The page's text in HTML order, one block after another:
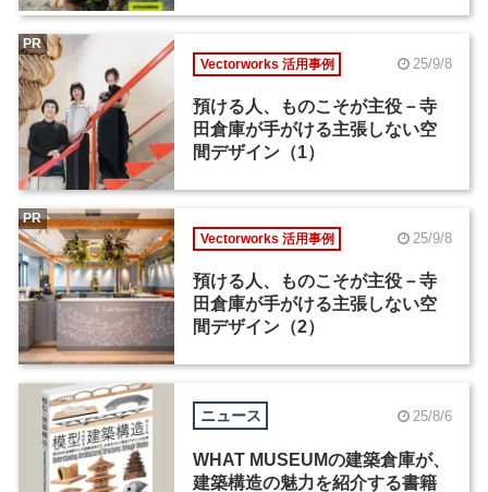
Vectorworks 活用事例 25/9/8
預ける人、ものこそが主役－寺
田倉庫が手がける主張しない空
間デザイン（1）
PR
Vectorworks 活用事例 25/9/8
預ける人、ものこそが主役－寺
田倉庫が手がける主張しない空
間デザイン（2）
PR
ニュース 25/8/6
WHAT MUSEUMの建築倉庫が、
建築構造の魅力を紹介する書籍